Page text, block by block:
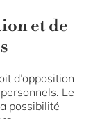
et de
d’opposition
Le
possibilité